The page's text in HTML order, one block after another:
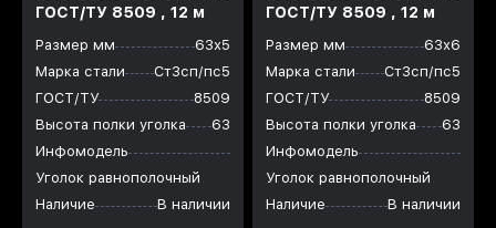
ГОСТ/ТУ 8509 , 12 м
Размер мм
63х5
Марка стали
Ст3сп/пс5
ГОСТ/ТУ
8509
Высота полки уголка
63
Инфомодель
Уголок равнополочный
Наличие
В наличии
ГОСТ/ТУ 8509 , 12 м
Размер мм
63х6
Марка стали
Ст3сп/пс5
ГОСТ/ТУ
8509
Высота полки уголка
63
Инфомодель
Уголок равнополочный
Наличие
В наличии